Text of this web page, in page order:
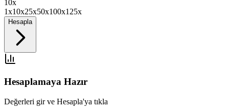
10x
1x10x25x50x100x125x
Hesapla
Hesaplamaya Hazır
Değerleri gir ve Hesapla'ya tıkla